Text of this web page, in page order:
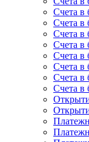
Счета в
Счета в
Счета в
Счета в
Счета
Счета в
Счета в
Счета в